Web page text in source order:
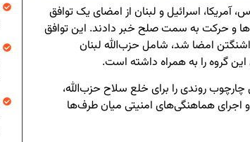
آمریکا، اسرائیل و لبنان از امضای یک توافق
و حرکت به سمت صلح خبر دادند. این توافق
امضا شد، شامل حزب‌الله لبنان
گروه را به همراه داشته است.
چارچوب روندی را برای خلع سلاح حزب‌الله،
اجرای هماهنگی‌های امنیتی میان طرف‌ها